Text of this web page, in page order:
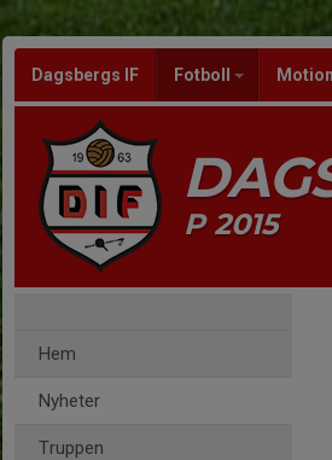
Dagsbergs IF Fotboll Motion
P 2015
Hem
Nyheter
Truppen